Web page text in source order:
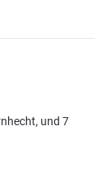
und 7